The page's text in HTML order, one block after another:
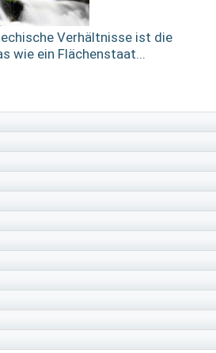
Verhältnisse ist die
wie ein Flächenstaat...